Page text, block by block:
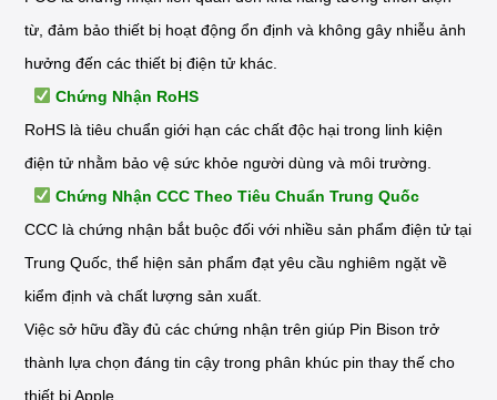
từ, đảm bảo thiết bị hoạt động ổn định và không gây nhiễu ảnh
hưởng đến các thiết bị điện tử khác.
Chứng Nhận RoHS
RoHS là tiêu chuẩn giới hạn các chất độc hại trong linh kiện
điện tử nhằm bảo vệ sức khỏe người dùng và môi trường.
Chứng Nhận CCC Theo Tiêu Chuẩn Trung Quốc
CCC là chứng nhận bắt buộc đối với nhiều sản phẩm điện tử tại
Trung Quốc, thể hiện sản phẩm đạt yêu cầu nghiêm ngặt về
kiểm định và chất lượng sản xuất.
Việc sở hữu đầy đủ các chứng nhận trên giúp Pin Bison trở
thành lựa chọn đáng tin cậy trong phân khúc pin thay thế cho
thiết bị Apple.